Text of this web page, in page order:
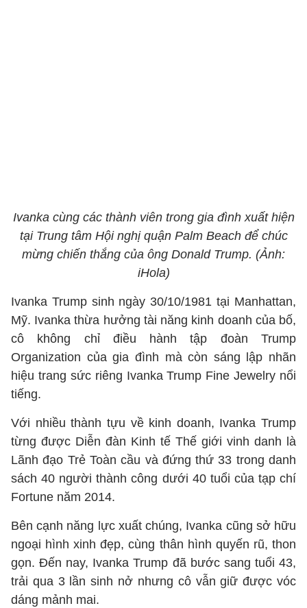
Ivanka cùng các thành viên trong gia đình xuất hiện
tại Trung tâm Hội nghị quận Palm Beach để chúc
mừng chiến thắng của ông Donald Trump. (Ảnh:
iHola)
Ivanka Trump sinh ngày 30/10/1981 tại Manhattan,
Mỹ. Ivanka thừa hưởng tài năng kinh doanh của bố,
cô không chỉ điều hành tập đoàn Trump
Organization của gia đình mà còn sáng lập nhãn
hiệu trang sức riêng Ivanka Trump Fine Jewelry nổi
tiếng.
Với nhiều thành tựu về kinh doanh, Ivanka Trump
từng được Diễn đàn Kinh tế Thế giới vinh danh là
Lãnh đạo Trẻ Toàn cầu và đứng thứ 33 trong danh
sách 40 người thành công dưới 40 tuổi của tạp chí
Fortune năm 2014.
Bên cạnh năng lực xuất chúng, Ivanka cũng sở hữu
ngoại hình xinh đẹp, cùng thân hình quyến rũ, thon
gọn. Đến nay, Ivanka Trump đã bước sang tuổi 43,
trải qua 3 lần sinh nở nhưng cô vẫn giữ được vóc
dáng mảnh mai.